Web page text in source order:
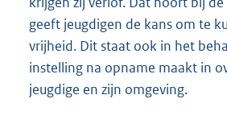
geeft jeugdigen de kans om te
vrijheid. Dit staat ook in het
instelling na opname maakt in
jeugdige en zijn omgeving.